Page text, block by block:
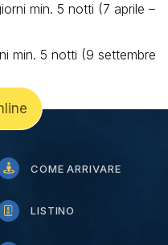
min. 5 notti (7 aprile –
min. 5 notti (9 settembre
COME ARRIVARE
LISTINO